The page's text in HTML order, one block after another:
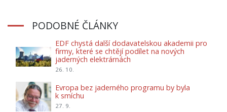
PODOBNÉ ČLÁNKY
EDF chystá další dodavatelskou akademii pro
firmy, které se chtějí podílet na nových
jaderných elektrárnách
26. 10.
Evropa bez jaderného programu by byla
k smíchu
27. 9.